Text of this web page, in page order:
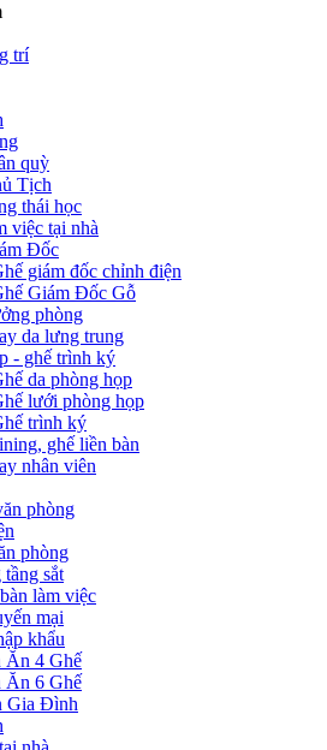
trí
quỳ
Tịch
thái học
việc tại nhà
Đốc
giám đốc chỉnh điện
Giám Đốc Gỗ
phòng
da lưng trung
- ghế trình ký
da phòng họp
lưới phòng họp
trình ký
ghế liền bàn
nhân viên
phòng
phòng
sắt
làm việc
mại
khẩu
Ăn 4 Ghế
Ăn 6 Ghế
Gia Đình